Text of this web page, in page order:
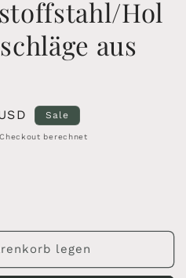
Hol
aus
Sale
berechnet
legen